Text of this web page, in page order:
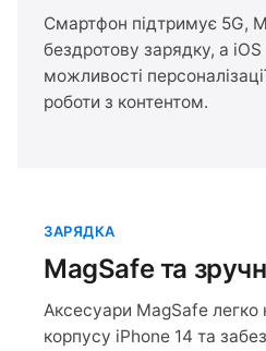
Смартфон підтримує 5G,
бездротову зарядку, а
можливості
роботи з контентом.
ЗАРЯДКА
MagSafe та
Аксесуари MagSafe легко
корпусу iPhone 14 та